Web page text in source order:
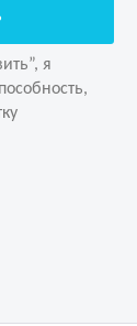
я
я